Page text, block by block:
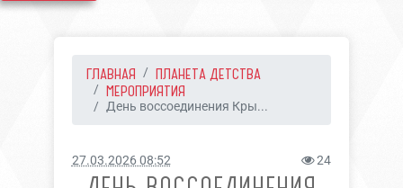
ГЛАВНАЯ
ПЛАНЕТА ДЕТСТВА
МЕРОПРИЯТИЯ
День воссоединения Кры...
27.03.2026 08:52 24